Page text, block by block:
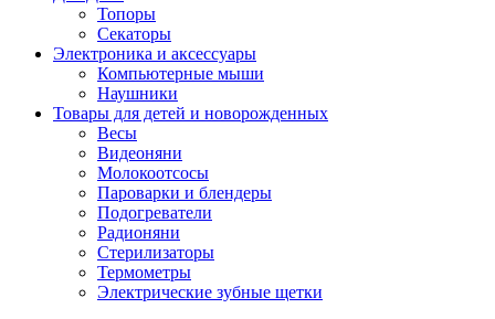
Топоры
Секаторы
Электроника и аксессуары
Компьютерные мыши
Наушники
Товары для детей и новорожденных
Весы
Видеоняни
Молокоотсосы
Пароварки и блендеры
Подогреватели
Радионяни
Стерилизаторы
Термометры
Электрические зубные щетки